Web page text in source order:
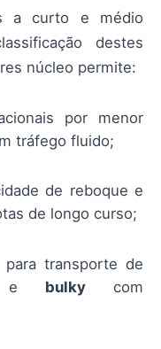
a curto e médio
destes
núcleo permite:
por menor
tráfego fluido;
de reboque e
de longo curso;
transporte de
e bulkycom